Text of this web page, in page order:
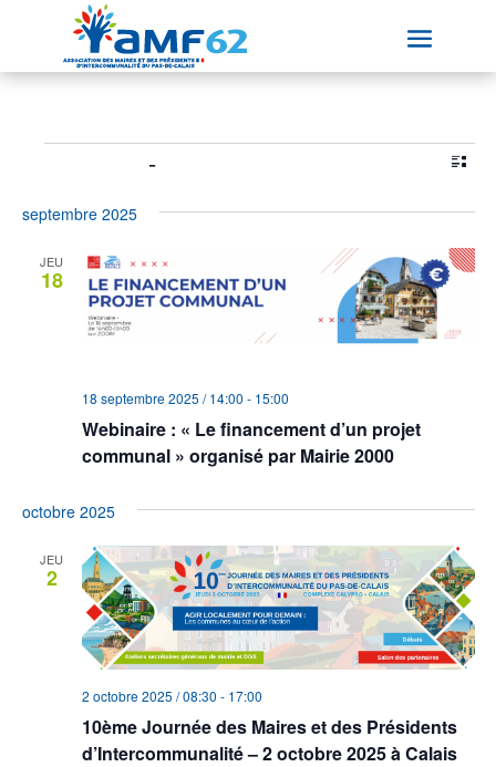
Évènements Liste
-
une
septembre 2025
JEU
18
Webinaire : « Le financement d’un projet
communal » organisé par Mairie 2000
18 septembre 2025 / 14:00 - 15:00
octobre 2025
JEU
2
10ème Journée des Maires et des Présidents
d’Intercommunalité – 2 octobre 2025 à Calais
2 octobre 2025 / 08:30 - 17:00